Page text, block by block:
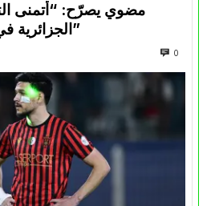
مضوي يصرّح: “أتمنى
الجزائرية في المسابقات القارية”
0